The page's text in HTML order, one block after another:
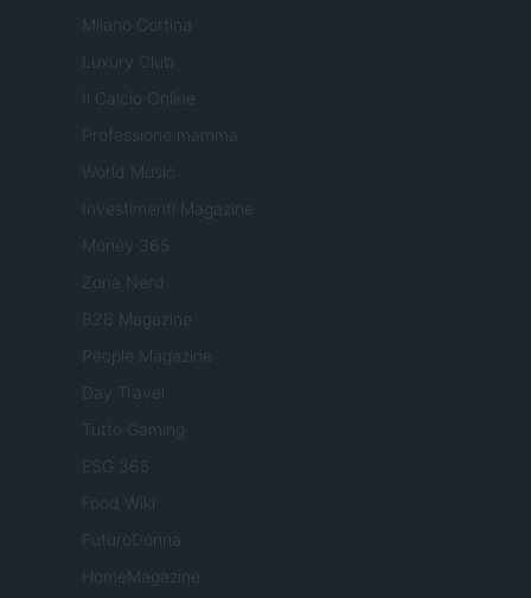
Milano Cortina
Luxury Club
Il Calcio Online
Professione mamma
World Music
Investimenti Magazine
Money 365
Zona Nerd
B2B Magazine
People Magazine
Day Travel
Tutto Gaming
ESG 365
Food Wiki
FuturoDonna
HomeMagazine